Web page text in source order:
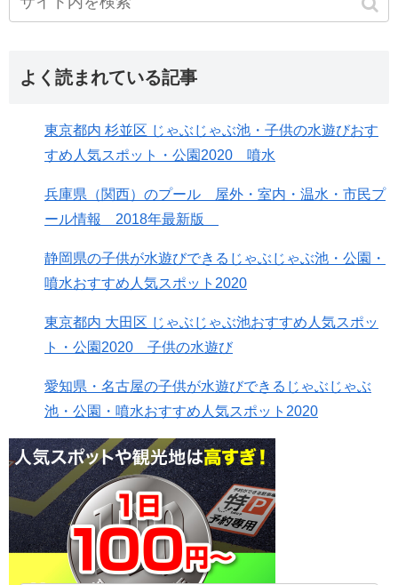
よく読まれている記事
東京都内 杉並区 じゃぶじゃぶ池・子供の水遊びおす
すめ人気スポット・公園2020 噴水
兵庫県（関西）のプール 屋外・室内・温水・市民プ
ール情報 2018年最新版
静岡県の子供が水遊びできるじゃぶじゃぶ池・公園・
噴水おすすめ人気スポット2020
東京都内 大田区 じゃぶじゃぶ池おすすめ人気スポッ
ト・公園2020 子供の水遊び
愛知県・名古屋の子供が水遊びできるじゃぶじゃぶ
池・公園・噴水おすすめ人気スポット2020